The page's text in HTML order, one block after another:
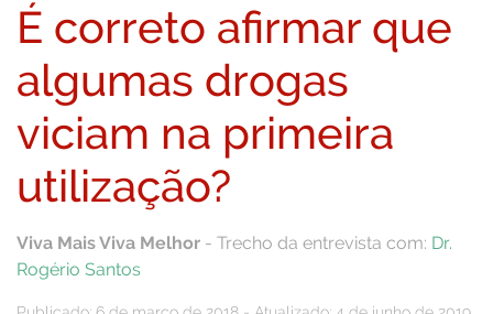
É correto afirmar que
algumas drogas
viciam na primeira
utilização?
Viva Mais Viva Melhor - Trecho da entrevista com: Dr.
Rogério Santos